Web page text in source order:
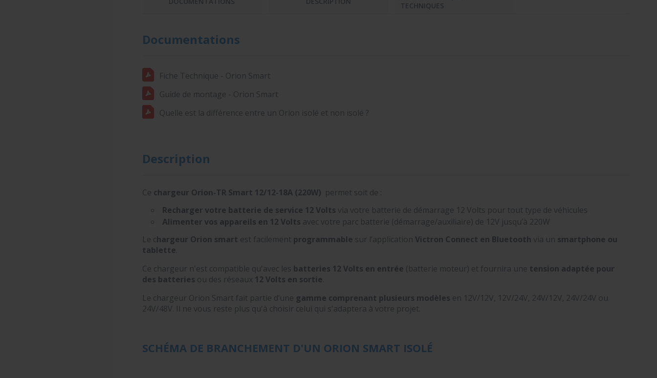
TECHNIQUES
Documentations
Fiche Technique - Orion Smart
Guide de montage - Orion Smart
Quelle est la différence entre un Orion isolé et non isolé ?
Description
Ce chargeur Orion-TR Smart 12/12-18A (220W) permet soit de :
Recharger votre batterie de service 12 Volts via votre batterie de démarrage 12 Volts pour tout type de véhicules
Alimenter vos appareils en 12 Volts avec votre parc batterie (démarrage/auxiliaire) de 12V jusqu’à 220W
Le chargeur Orion smart est facilement programmable sur l’application Victron Connect en Bluetooth via un smartphone ou
tablette.
Ce chargeur n'est compatible qu'avec les batteries 12 Volts en entrée (batterie moteur) et fournira une tension adaptée pour
des batteries ou des réseaux 12 Volts en sortie.
Le chargeur Orion Smart fait partie d’une gamme comprenant plusieurs modèles en 12V/12V, 12V/24V, 24V/12V, 24V/24V ou
24V/48V. Il ne vous reste plus qu'à choisir celui qui s'adaptera à votre projet.
SCHÉMA DE BRANCHEMENT D'UN ORION SMART ISOLÉ